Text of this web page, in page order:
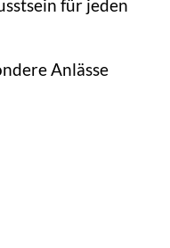
für jeden
Anlässe